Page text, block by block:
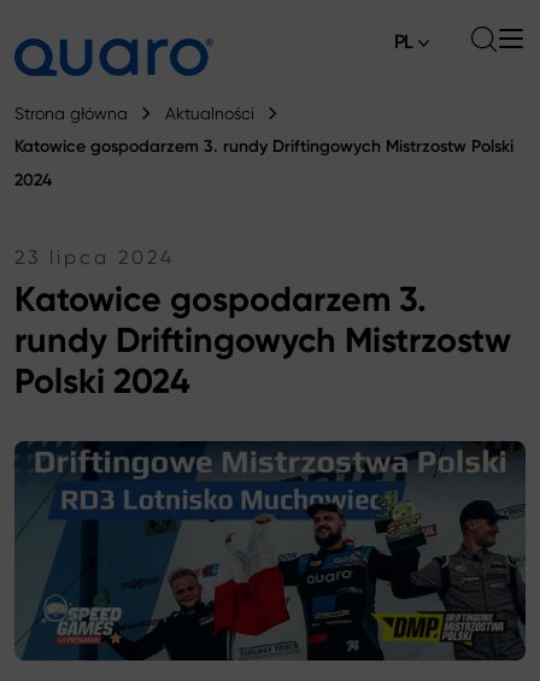
O nas
Tarcze hamulcowe High Carbon
Końcówki drążków kierowniczych
Klocki hamulcowe Silver Ceramic
Tarcze hamulcowe
Sworznie wahacza
Katalog
Gdzie kupić
Kontakt
PL
Strona główna Aktualności
Katowice gospodarzem 3. rundy Driftingowych Mistrzostw Polski
2024
23 lipca 2024
Katowice gospodarzem 3.
rundy Driftingowych Mistrzostw
Polski 2024